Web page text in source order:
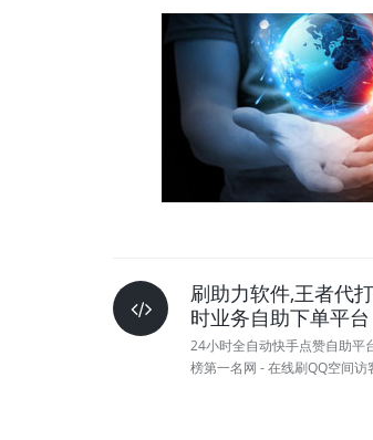
刷助力软件,王者代
时业务自助下单平台
24小时全自动快手点赞自助平
榜第一名网 - 在线刷QQ空间访